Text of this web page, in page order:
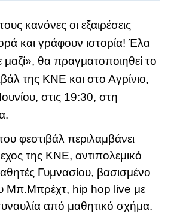
κανόνες οι εξαιρέσεις
και γράφουν ιστορία! Έλα
θα πραγματοποιηθεί το
της ΚΝΕ και στο Αγρίνιο,
στις 19:30, στη
φεστιβάλ περιλαμβάνει
της ΚΝΕ, αντιπολεμικό
Γυμνασίου, βασισμένο
Μπ.Μπρέχτ, hip hop live με
από μαθητικό σχήμα.